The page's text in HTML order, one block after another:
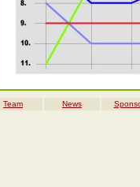
Team News